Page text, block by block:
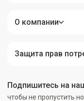
Подпишитесь на
чтобы не пропустить
О компании
Защита прав